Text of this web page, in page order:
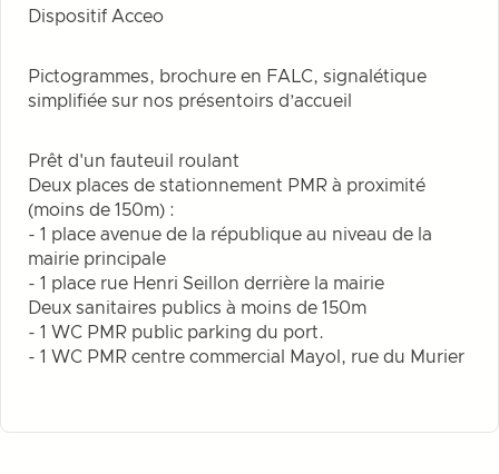
Dispositif Acceo
Pictogrammes, brochure en FALC, signalétique
simplifiée sur nos présentoirs d’accueil
Prêt d'un fauteuil roulant
Deux places de stationnement PMR à proximité
(moins de 150m) :
- 1 place avenue de la république au niveau de la
mairie principale
- 1 place rue Henri Seillon derrière la mairie
Deux sanitaires publics à moins de 150m
- 1 WC PMR public parking du port.
- 1 WC PMR centre commercial Mayol, rue du Murier